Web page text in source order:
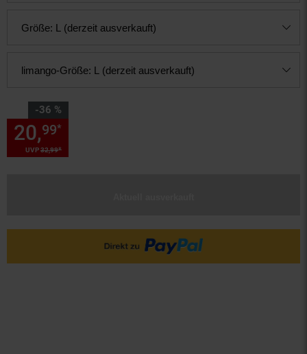
Größe: L (derzeit ausverkauft)
limango-Größe: L (derzeit ausverkauft)
-36 %
Sie Sparen 36 Prozent,
UVP32,99*
20,99*